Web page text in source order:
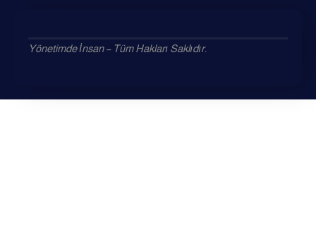
Yönetimde İnsan – Tüm Hakları Saklıdır.